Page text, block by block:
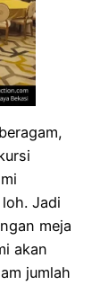
Jadi
meja
akan
jumlah